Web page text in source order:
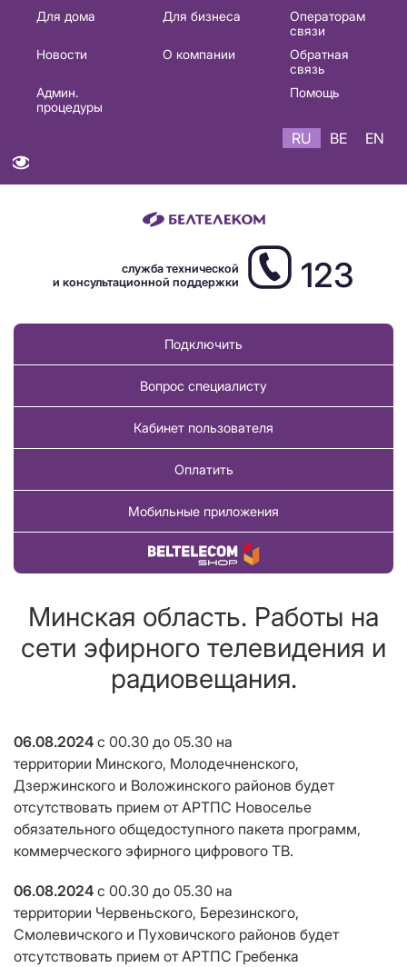
Основная
навигация
Для дома Для бизнеса
Операторам
связи
Новости
О компании
Обратная
связь
Админ.
процедуры
Помощь
RU BE EN
служба технической
и консультационной поддержки
123
Подключить
Вопрос специалисту
Кабинет пользователя
Оплатить
Мобильные приложения
Купить товар
Минская область. Работы на
сети эфирного телевидения и
радиовещания.
06.08.2024 с 00.30 до 05.30 на
территории Минского, Молодечненского,
Дзержинского и Воложинского районов будет
отсутствовать прием от АРТПС Новоселье
обязательного общедоступного пакета программ,
коммерческого эфирного цифрового ТВ.
06.08.2024 с 00.30 до 05.30 на
территории Червеньского, Березинского,
Смолевичского и Пуховичского районов будет
отсутствовать прием от АРТПС Гребенка